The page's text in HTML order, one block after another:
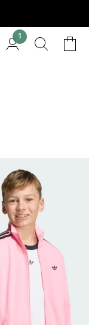
1